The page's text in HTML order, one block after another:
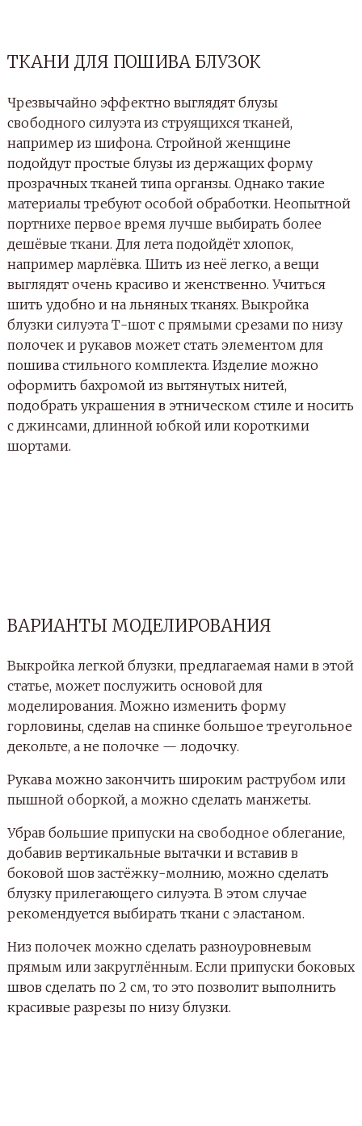
ТКАНИ ДЛЯ ПОШИВА БЛУЗОК
Чрезвычайно эффектно выглядят блузы
свободного силуэта из струящихся тканей,
например из шифона. Стройной женщине
подойдут простые блузы из держащих форму
прозрачных тканей типа органзы. Однако такие
материалы требуют особой обработки. Неопытной
портнихе первое время лучше выбирать более
дешёвые ткани. Для лета подойдёт хлопок,
например марлёвка. Шить из неё легко, а вещи
выглядят очень красиво и женственно. Учиться
шить удобно и на льняных тканях. Выкройка
блузки силуэта Т-шот с прямыми срезами по низу
полочек и рукавов может стать элементом для
пошива стильного комплекта. Изделие можно
оформить бахромой из вытянутых нитей,
подобрать украшения в этническом стиле и носить
с джинсами, длинной юбкой или короткими
шортами.
ВАРИАНТЫ МОДЕЛИРОВАНИЯ
Выкройка легкой блузки, предлагаемая нами в этой
статье, может послужить основой для
моделирования. Можно изменить форму
горловины, сделав на спинке большое треугольное
декольте, а не полочке — лодочку.
Рукава можно закончить широким раструбом или
пышной оборкой, а можно сделать манжеты.
Убрав большие припуски на свободное облегание,
добавив вертикальные вытачки и вставив в
боковой шов застёжку-молнию, можно сделать
блузку прилегающего силуэта. В этом случае
рекомендуется выбирать ткани с эластаном.
Низ полочек можно сделать разноуровневым
прямым или закруглённым. Если припуски боковых
швов сделать по 2 см, то это позволит выполнить
красивые разрезы по низу блузки.